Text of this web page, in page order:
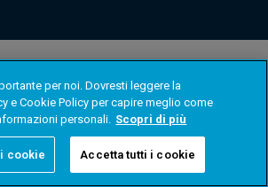
per noi. Dovresti leggere la
e Cookie Policy per capire meglio come
personali. Scopri di più
cookie Accetta tutti i cookie